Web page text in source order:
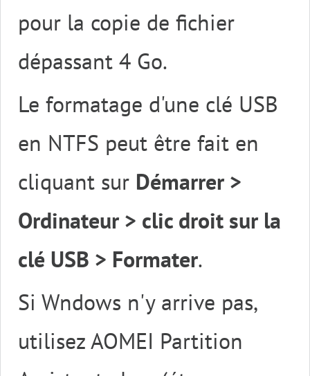
pour la copie de fichier
dépassant 4 Go.
Le formatage d'une clé USB
en NTFS peut être fait en
cliquant sur Démarrer >
Ordinateur > clic droit sur la
clé USB > Formater.
Si Wndows n'y arrive pas,
utilisez AOMEI Partition